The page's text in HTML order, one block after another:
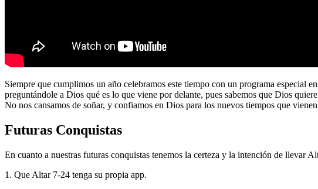
Siempre que cumplimos un año celebramos este tiempo con un programa especial
preguntándole a Dios qué es lo que viene por delante, pues sabemos que Dios
No nos cansamos de soñar, y confiamos en Dios para los nuevos tiempos que
Futuras Conquistas
En cuanto a nuestras futuras conquistas tenemos la certeza y la intención de llevar
1. Que Altar 7-24 tenga su propia app.